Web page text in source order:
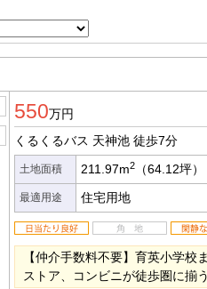
550万円
くるくるバス 天神池 徒歩7分
土地面積 211.97m2 （64.12坪）
最適用途 住宅用地
【仲介手数料不要】育英小学
ストア、コンビニが徒歩圏に揃